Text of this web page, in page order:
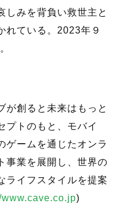
しみを背負い救世主と
れている。 2023年９
が創ると未来はもっと
プトのもと、モバイ
ゲームを通じたオンラ
事業を展開し、世界の
ライフスタイルを提案
www.cave.co.jp)